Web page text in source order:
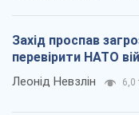
Захід проспав
перевірити НАТО
Леонід Невзлін 6,0